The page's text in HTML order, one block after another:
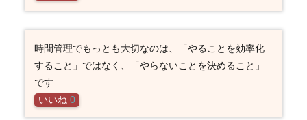
時間管理でもっとも大切なのは、「やることを効率化
すること」ではなく、「やらないことを決めること」
です
いいね 0